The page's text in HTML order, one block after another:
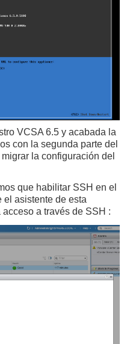
VCSA 6.5 y acabada la
con la segunda parte del
la configuración del
que habilitar SSH en el
el asistente de esta
a través de SSH :